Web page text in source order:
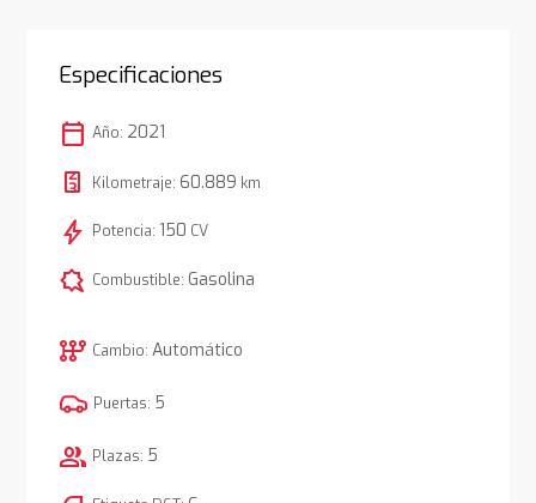
Especificaciones
calendar_today Año: 2021
Kilometraje: 60.889 km
bolt Potencia: 150 CV
comic_bubble Combustible: Gasolina
auto_transmission Cambio: Automático
Puertas: 5
group Plazas: 5